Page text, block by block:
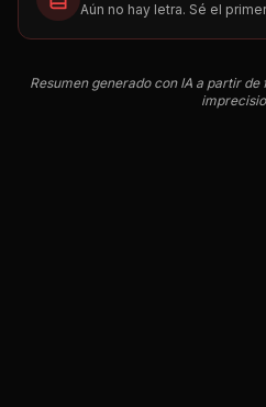
Aún no hay letra. Sé el
Resumen generado con IA a partir